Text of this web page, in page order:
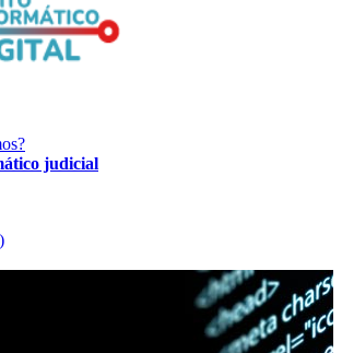
judicial
en Tudela